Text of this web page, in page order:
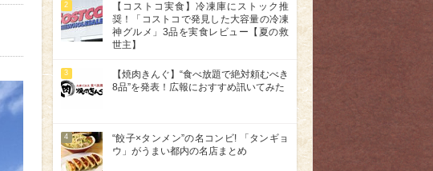
2
【コストコ実食】冷凍庫にストック推
奨！「コストコで発見した大容量の冷凍
神グルメ」3品を実食レビュー【夏の救
世主】
3
【焼肉きんぐ】“食べ放題で絶対頼むべき
8品”を発表！広報におすすめ訊いてみた
4
“餃子×タンメン”の名コンビ! 「タンギョ
ウ」がうまい都内の名店まとめ